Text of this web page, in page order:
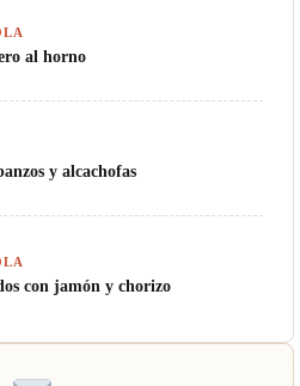
al horno
y alcachofas
con jamón y chorizo